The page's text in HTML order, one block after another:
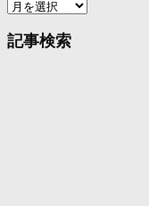
ア
カ
記事検索